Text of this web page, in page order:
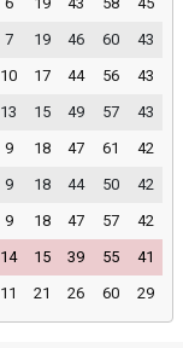
7 19 46 60
43
10 17 44 56
43
13 15 49 57
43
9 18 47 61
42
9 18 44 50
42
9 18 47 57
42
14 15 39 55
41
11 21 26 60 29